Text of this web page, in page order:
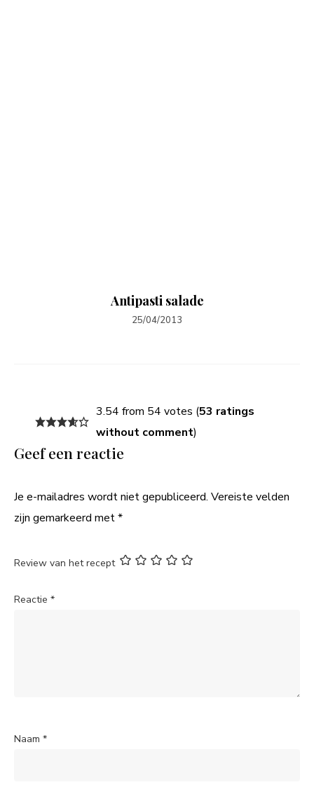
Antipasti salade
25/04/2013
3.54 from 54 votes (53 ratings
without comment)
Geef een reactie
Je e-mailadres wordt niet gepubliceerd. Vereiste velden
zijn gemarkeerd met*
Review van het recept
Reactie *
Naam *